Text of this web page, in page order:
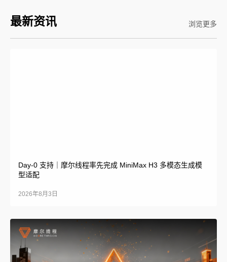
最新资讯 浏览更多
Day-0 支持｜摩尔线程率先完成 MiniMax H3 多模态生成模
型适配
2026年8月3日